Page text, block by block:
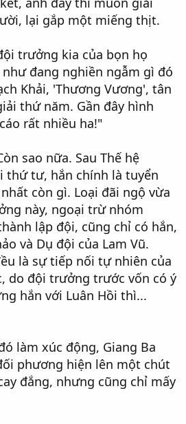
lại gắp một miếng thịt.
trưởng kia của bọn họ
như đang nghiền ngẫm gì đó
Khải, 'Thương Vương', tân
thứ năm. Gần đây hình
rất nhiều ha!"
sao nữa. Sau Thế hệ
thứ tư, hắn chính là tuyển
còn gì. Loại đãi ngộ vừa
này, ngoại trừ nhóm
lập đội, cũng chỉ có hắn,
và Dụ đội của Lam Vũ.
là sự tiếp nối tự nhiên của
do đội trưởng trước vốn có ý
hắn với Luân Hồi thì...
làm xúc động, Giang Ba
phương hiện lên một chút
đắng, nhưng cũng chỉ mấy